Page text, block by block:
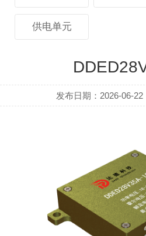
供电单元
发布日期：2026-06-22